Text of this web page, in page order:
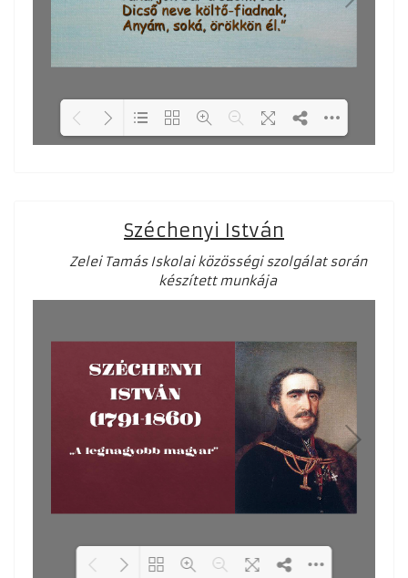
Széchenyi István
Zelei Tamás Iskolai közösségi szolgálat során
készített munkája